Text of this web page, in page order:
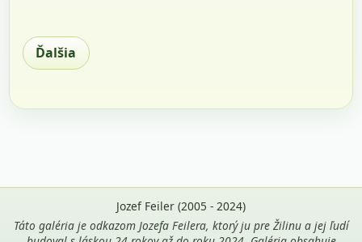
Ďalšia
Jozef Feiler (2005 - 2024)
Táto galéria je odkazom Jozefa Feilera, ktorý ju pre Žilinu a jej ľudí